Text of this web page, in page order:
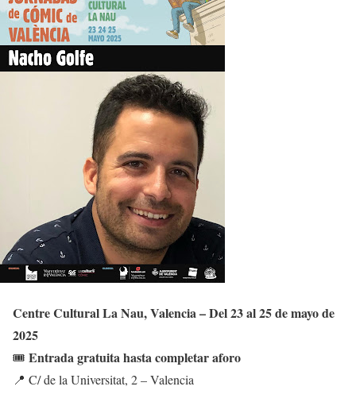
Centre Cultural La Nau, Valencia – Del 23 al 25 de mayo de
2025
🎟️ Entrada gratuita hasta completar aforo
📍 C/ de la Universitat, 2 – Valencia